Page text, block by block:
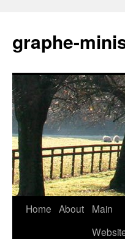
content
graphe-
Home About
Main